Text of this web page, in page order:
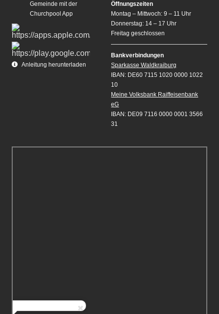
Gemeinde mit der
Churchpool App
Anleitung herunterladen
Öffnungszeiten
Montag – Mittwoch: 9 – 11 Uhr
Donnerstag: 14 – 17 Uhr
Freitag geschlossen
Bankverbindungen
Sparkasse Waldkraiburg
IBAN: DE60 7115 1020 0000 1022
10
Meine Volksbank Raiffeisenbank
eG
IBAN: DE09 7116 0000 0001 3566
31